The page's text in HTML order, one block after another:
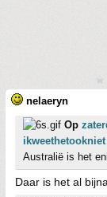
nelaeryn
Op
ikweethetookniet
Australië is het
Daar is het al